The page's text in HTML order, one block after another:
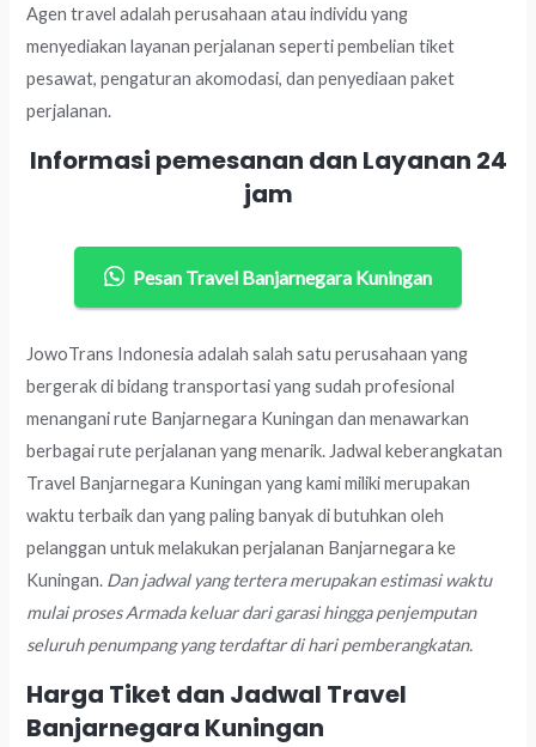
Agen travel adalah perusahaan atau individu yang
menyediakan layanan perjalanan seperti pembelian tiket
pesawat, pengaturan akomodasi, dan penyediaan paket
perjalanan.
Informasi pemesanan dan Layanan 24
jam
Pesan Travel Banjarnegara Kuningan
JowoTrans Indonesia adalah salah satu perusahaan yang
bergerak di bidang transportasi yang sudah profesional
menangani rute Banjarnegara Kuningan dan menawarkan
berbagai rute perjalanan yang menarik. Jadwal keberangkatan
Travel Banjarnegara Kuningan yang kami miliki merupakan
waktu terbaik dan yang paling banyak di butuhkan oleh
pelanggan untuk melakukan perjalanan Banjarnegara ke
Kuningan. Dan jadwal yang tertera merupakan estimasi waktu
mulai proses Armada keluar dari garasi hingga penjemputan
seluruh penumpang yang terdaftar di hari pemberangkatan.
Harga Tiket dan Jadwal Travel
Banjarnegara Kuningan